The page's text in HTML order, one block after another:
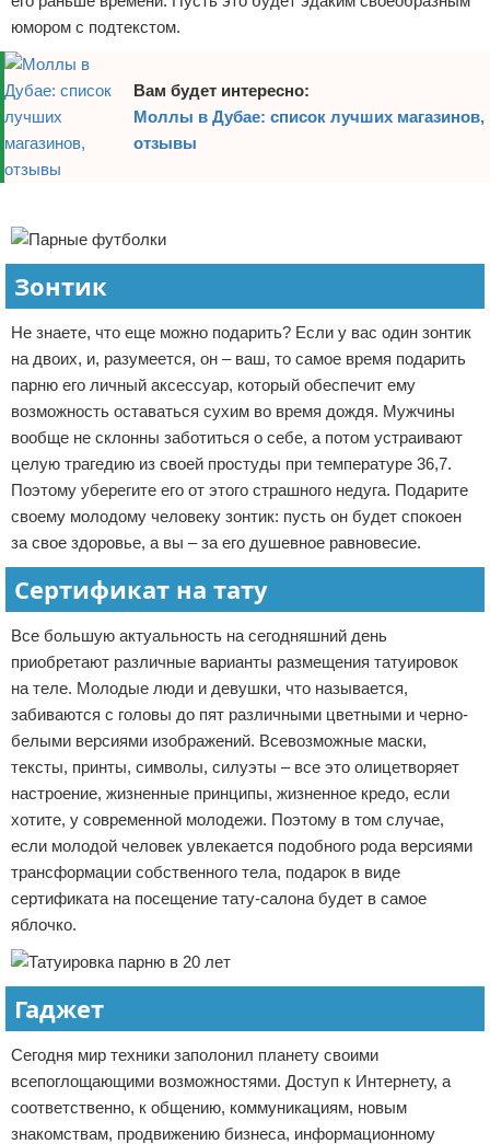
юмором с подтекстом.
Вам будет интересно:
Моллы в Дубае: список лучших магазинов,
отзывы
Зонтик
Не знаете, что еще можно подарить? Если у вас один зонтик
на двоих, и, разумеется, он – ваш, то самое время подарить
парню его личный аксессуар, который обеспечит ему
возможность оставаться сухим во время дождя. Мужчины
вообще не склонны заботиться о себе, а потом устраивают
целую трагедию из своей простуды при температуре 36,7.
Поэтому уберегите его от этого страшного недуга. Подарите
своему молодому человеку зонтик: пусть он будет спокоен
за свое здоровье, а вы – за его душевное равновесие.
Сертификат на тату
Все большую актуальность на сегодняшний день
приобретают различные варианты размещения татуировок
на теле. Молодые люди и девушки, что называется,
забиваются с головы до пят различными цветными и черно-
белыми версиями изображений. Всевозможные маски,
тексты, принты, символы, силуэты – все это олицетворяет
настроение, жизненные принципы, жизненное кредо, если
хотите, у современной молодежи. Поэтому в том случае,
если молодой человек увлекается подобного рода версиями
трансформации собственного тела, подарок в виде
сертификата на посещение тату-салона будет в самое
яблочко.
Гаджет
Сегодня мир техники заполонил планету своими
всепоглощающими возможностями. Доступ к Интернету, а
соответственно, к общению, коммуникациям, новым
знакомствам, продвижению бизнеса, информационному